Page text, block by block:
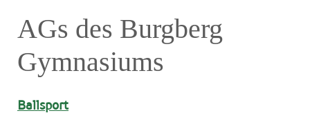
AGs des Burgberg
Gymnasiums
Ballsport